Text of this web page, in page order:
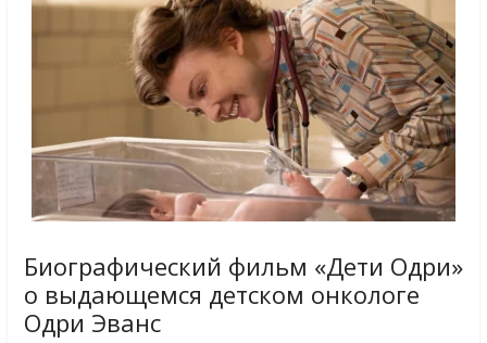
Биографический фильм «Дети Одри»
о выдающемся детском онкологе
Одри Эванс